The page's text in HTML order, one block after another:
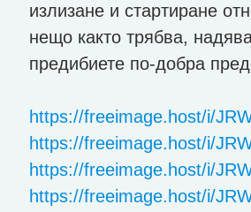
излизане и стартиране
нещо както трябва,
предибиете по-добра
https://freeimage.host/i/
https://freeimage.host/i/
https://freeimage.host/i/
https://freeimage.host/i/